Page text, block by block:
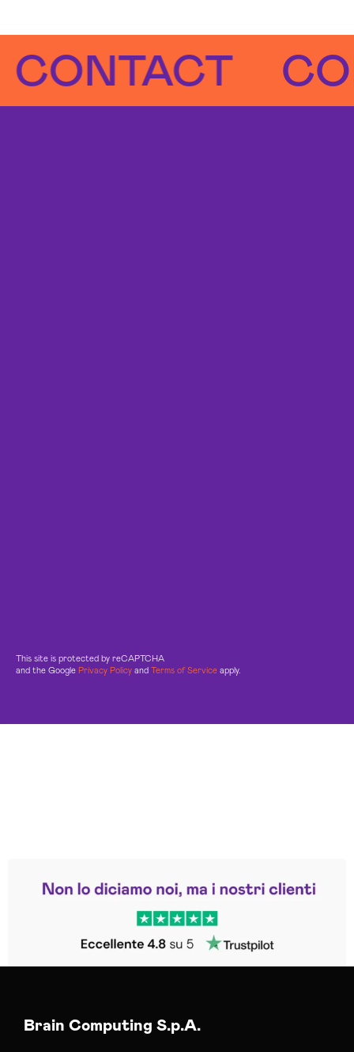
This site is protected by reCAPTCHA
and the Google Privacy Policy and Terms of Service apply.
Trustpilot
Brain Computing S.p.A.